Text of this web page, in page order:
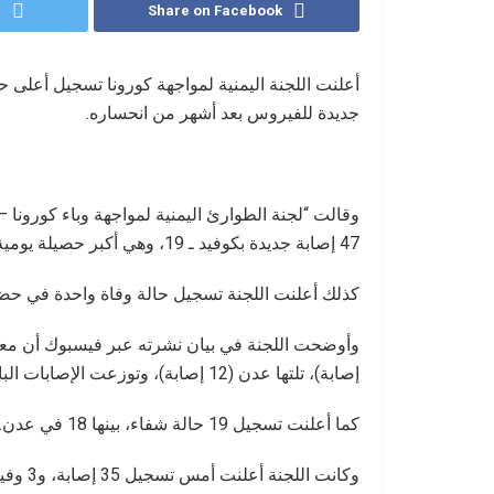
Share on Facebook
أعلنت اللجنة اليمنية لمواجهة كورونا تسجيل
جديدة للفيروس بعد أشهر من انحساره.
47 إصابة جديدة بكوفيد ـ 19، وهي أكبر حصيلة يومية معلنة خلال الموجة الثالثة من الوباء.
كذلك أعلنت اللجنة تسجيل حالة وفاة واحدة في
إصابة)، تلتها عدن (12 إصابة)، وتوزعت الإصابات الباقية على لحج، وتعز، ومأرب، والمهرة.
كما أعلنت تسجيل 19 حالة شفاء، بينها 18 في عدن.
وكانت اللجنة أعلنت أمس تسجيل 35 إصابة، و3 وفيات.